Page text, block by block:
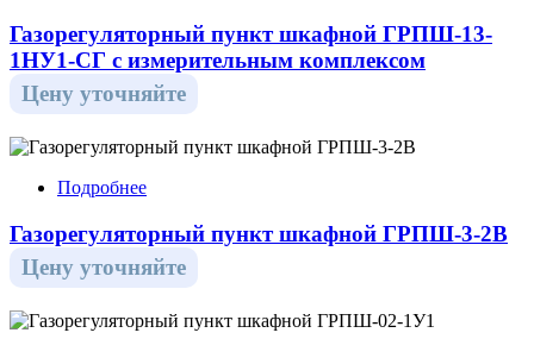
Газорегуляторный пункт шкафной ГРПШ-13-
1НУ1-СГ с измерительным комплексом
Цену уточняйте
Подробнее
Газорегуляторный пункт шкафной ГРПШ-3-2В
Цену уточняйте